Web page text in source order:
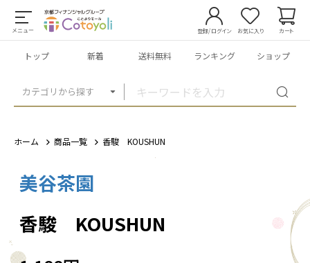
メニュー
カテゴリから探す
登録/ログイン お気に入り カート
トップ 新着 送料無料 ランキング ショップ
ホーム 商品一覧 香駿 KOUSHUN
美谷茶園
香駿 KOUSHUN